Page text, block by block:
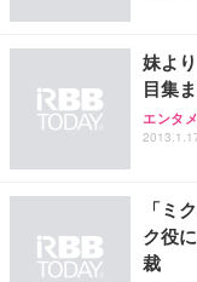
妹よ
目集
エンタメ
「ミ
ク役
裁